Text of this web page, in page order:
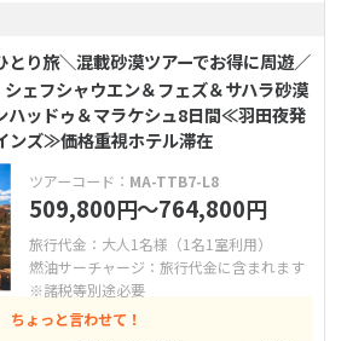
とり旅＼混載砂漠ツアーでお得に周遊／
ェフシャウエン＆フェズ＆サハラ砂漠
ハッドゥ＆マラケシュ8日間≪羽田夜発
ンズ≫価格重視ホテル滞在
ツアーコード： MA-TTB7-L8
509,800円〜764,800円
旅行代金：大人1名様（1名1室利用）
燃油サーチャージ：旅行代金に含まれます
※諸税等別途必要
ちょっと言わせて！